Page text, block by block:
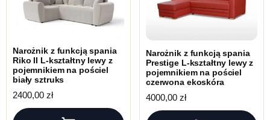
Narożnik z funkcją spania
Riko II L-kształtny lewy z
pojemnikiem na pościel
biały sztruks
2400,00 zł
Narożnik z funkcją spania
Prestige L-kształtny lewy z
pojemnikiem na pościel
czerwona ekoskóra
4000,00 zł